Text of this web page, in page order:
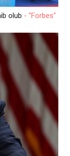
olub - "Forbes"